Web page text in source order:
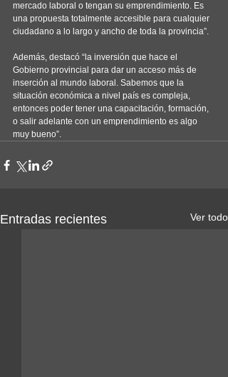
mercado laboral o tengan su emprendimiento. Es
una propuesta totalmente accesible para cualquier
ciudadano a lo largo y ancho de toda la provincia”.
Además, destacó “la inversión que hace el
Gobierno provincial para dar un acceso más de
inserción al mundo laboral. Sabemos que la
situación económica a nivel país es compleja,
entonces poder tener una capacitación, formación,
o salir adelante con un emprendimiento es algo
muy bueno”.
Entradas recientes Ver todo